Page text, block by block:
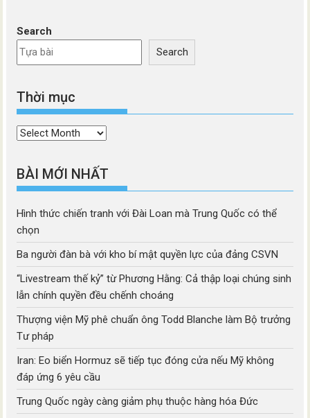
Search
Search
Thời mục
Thời
BÀI MỚI NHẤT
Hình thức chiến tranh với Đài Loan mà Trung Quốc có thể
chọn
Ba người đàn bà với kho bí mật quyền lực của đảng CSVN
“Livestream thế kỷ” từ Phương Hằng: Cả thập loại chúng sinh
lẫn chính quyền đều chếnh choáng
Thượng viện Mỹ phê chuẩn ông Todd Blanche làm Bộ trưởng
Tư pháp
Iran: Eo biển Hormuz sẽ tiếp tục đóng cửa nếu Mỹ không
đáp ứng 6 yêu cầu
Trung Quốc ngày càng giảm phụ thuộc hàng hóa Đức